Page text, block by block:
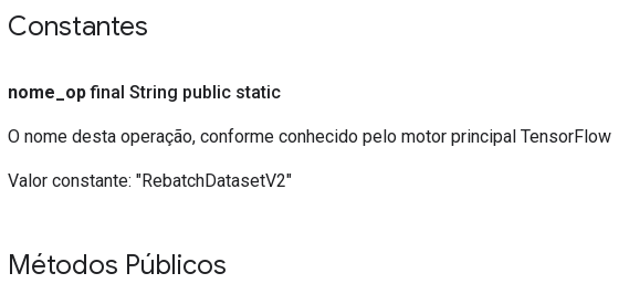
Constantes
nome op final String public static
O nome desta operação, conforme conhecido pelo motor principal TensorFlow
Valor constante: "RebatchDatasetV2"
Métodos Públicos